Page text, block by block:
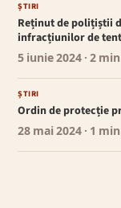
ȘTIRI
Reținut de polițiștii
infracțiunilor de
5 iunie 2024 · 2 min
ȘTIRI
Ordin de protecție
28 mai 2024 · 1 min